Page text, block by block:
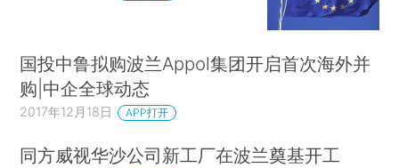
国投中鲁拟购波兰Appol集团开启首次海外并
购|中企全球动态
2017年12月18日 APP打开
同方威视华沙公司新工厂在波兰奠基开工